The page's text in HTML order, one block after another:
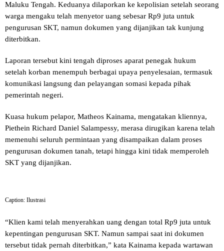
Maluku Tengah. Keduanya dilaporkan ke kepolisian setelah seorang
warga mengaku telah menyetor uang sebesar Rp9 juta untuk
pengurusan SKT, namun dokumen yang dijanjikan tak kunjung
diterbitkan.
Laporan tersebut kini tengah diproses aparat penegak hukum
setelah korban menempuh berbagai upaya penyelesaian, termasuk
komunikasi langsung dan pelayangan somasi kepada pihak
pemerintah negeri.
Kuasa hukum pelapor, Matheos Kainama, mengatakan kliennya,
Piethein Richard Daniel Salampessy, merasa dirugikan karena telah
memenuhi seluruh permintaan yang disampaikan dalam proses
pengurusan dokumen tanah, tetapi hingga kini tidak memperoleh
SKT yang dijanjikan.
Caption: Ilustrasi
“Klien kami telah menyerahkan uang dengan total Rp9 juta untuk
kepentingan pengurusan SKT. Namun sampai saat ini dokumen
tersebut tidak pernah diterbitkan,” kata Kainama kepada wartawan